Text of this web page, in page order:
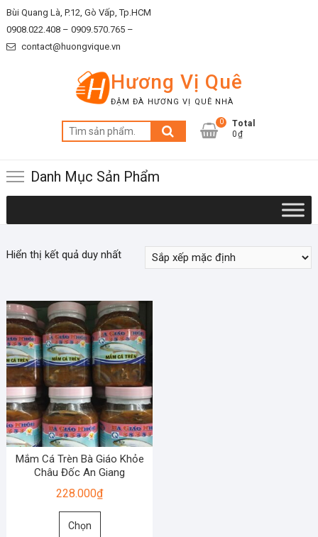
Skip
to
content
Bùi Quang Là, P.12, Gò Vấp, Tp.HCM
0908.022.408 – 0909.570.765 –
contact@huongvique.vn
Hương Vị Quê
ĐẬM ĐÀ HƯƠNG VỊ QUÊ NHÀ
Tìm
kiếm:
0
Total
0₫
Danh Mục Sản Phẩm
Hiển thị kết quả duy nhất
Mắm Cá Trèn Bà Giáo Khỏe
Châu Đốc An Giang
228.000₫
Chọn
Sản